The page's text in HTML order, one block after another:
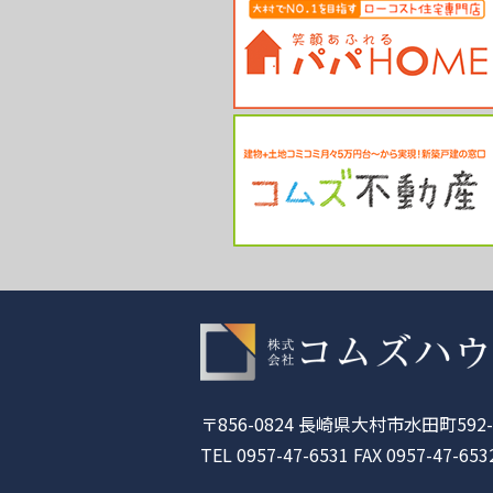
〒856-0824 長崎県大村市水田町
TEL 0957-47-6531 FAX 0957-47-